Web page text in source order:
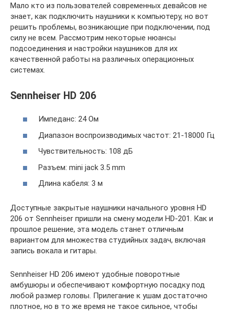
Мало кто из пользователей современных девайсов не
знает, как подключить наушники к компьютеру, но вот
решить проблемы, возникающие при подключении, под
силу не всем. Рассмотрим некоторые нюансы
подсоединения и настройки наушников для их
качественной работы на различных операционных
системах.
Sennheiser HD 206
Импеданс: 24 Ом
Диапазон воспроизводимых частот: 21-18000 Гц
Чувствительность: 108 дБ
Разъем: mini jack 3.5 mm
Длина кабеля: 3 м
Доступные закрытые наушники начального уровня HD
206 от Sennheiser пришли на смену модели HD-201. Как и
прошлое решение, эта модель станет отличным
вариантом для множества студийных задач, включая
запись вокала и гитары.
Sennheiser HD 206 имеют удобные поворотные
амбушюры и обеспечивают комфортную посадку под
любой размер головы. Прилегание к ушам достаточно
плотное, но в то же время не такое сильное, чтобы